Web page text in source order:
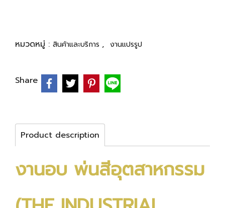
หมวดหมู่ : สินค้าและบริการ , งานแปรรูป
Share
Product description
งานอบ พ่นสีอุตสาหกรรม